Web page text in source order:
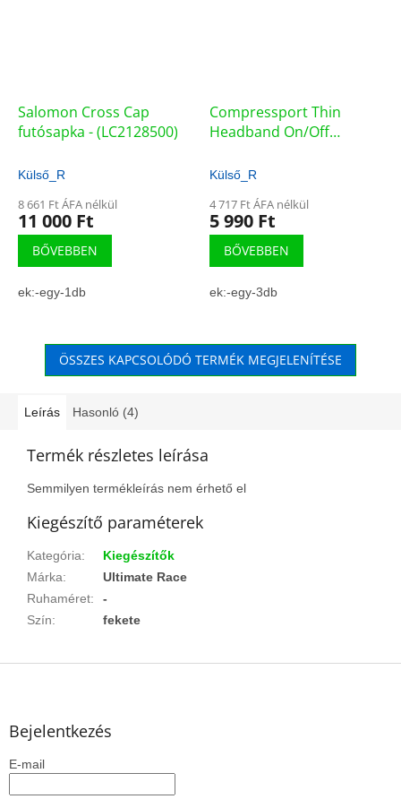
Salomon Cross Cap
futósapka - (LC2128500)
Külső_R
8 661 Ft ÁFA nélkül
11 000 Ft
BŐVEBBEN
ek:-egy-1db
Compressport Thin
Headband On/Off
Külső_R
4 717 Ft ÁFA nélkül
5 990 Ft
BŐVEBBEN
ek:-egy-3db
ÖSSZES KAPCSOLÓDÓ TERMÉK MEGJELENÍTÉSE
Leírás Hasonló (4)
Termék részletes leírása
Semmilyen termékleírás nem érhető el
Kiegészítő paraméterek
Kategória:
Kiegészítők
Márka:
Ultimate Race
Ruhaméret:
-
Szín: fekete
L
Bejelentkezés
E-mail